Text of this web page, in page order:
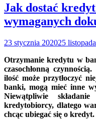
Jak dostać
wymaganych
23 stycznia 202025
Otrzymanie kredytu w
czasochłonną
ilość może przytłoczyć
banki, mogą mieć inne
Niewątpliwie
kredytobiorcy, dlatego
chcąc ubiegać się o kredyt.